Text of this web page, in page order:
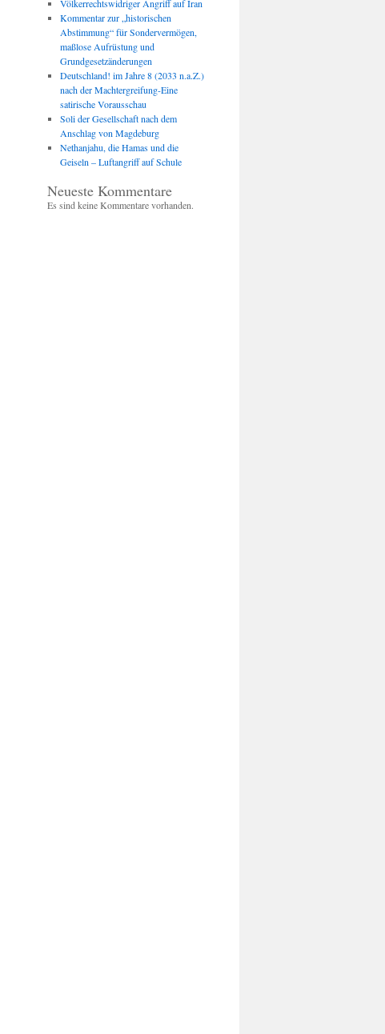
Völkerrechtswidriger Angriff auf Iran
Kommentar zur „historischen
Abstimmung“ für Sondervermögen,
maßlose Aufrüstung und
Grundgesetzänderungen
Deutschland! im Jahre 8 (2033 n.a.Z.)
nach der Machtergreifung-Eine
satirische Vorausschau
Soli der Gesellschaft nach dem
Anschlag von Magdeburg
Nethanjahu, die Hamas und die
Geiseln – Luftangriff auf Schule
Neueste Kommentare
Es sind keine Kommentare vorhanden.